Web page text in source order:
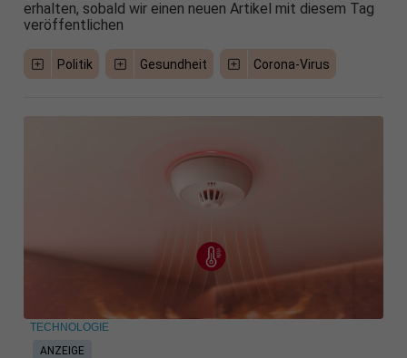
erhalten, sobald wir einen neuen Artikel mit diesem Tag
veröffentlichen
Politik Gesundheit Corona-Virus
ANZEIGE
TECHNOLOGIE